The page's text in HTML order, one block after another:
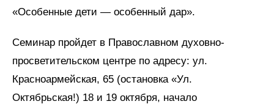
«Особенные дети — особенный дар».
Семинар пройдет в Православном духовно-
просветительском центре по адресу: ул.
Красноармейская, 65 (остановка «Ул.
Октябрьская!) 18 и 19 октября, начало